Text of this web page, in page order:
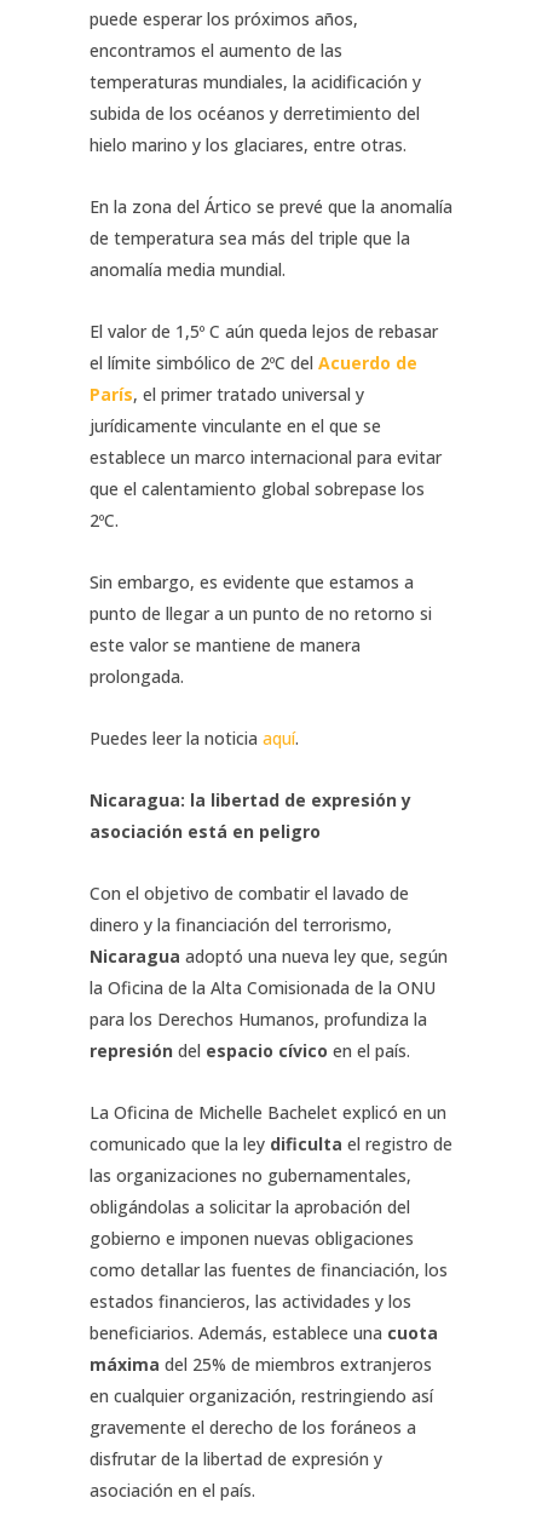
puede esperar los próximos años,
encontramos el aumento de las
temperaturas mundiales, la acidificación y
subida de los océanos y derretimiento del
hielo marino y los glaciares, entre otras.
En la zona del Ártico se prevé que la anomalía
de temperatura sea más del triple que la
anomalía media mundial.
El valor de 1,5º C aún queda lejos de rebasar
el límite simbólico de 2ºC del Acuerdo de
París, el primer tratado universal y
jurídicamente vinculante en el que se
establece un marco internacional para evitar
que el calentamiento global sobrepase los
2ºC.
Sin embargo, es evidente que estamos a
punto de llegar a un punto de no retorno si
este valor se mantiene de manera
prolongada.
Puedes leer la noticia aquí.
Nicaragua: la libertad de expresión y
asociación está en peligro
Con el objetivo de combatir el lavado de
dinero y la financiación del terrorismo,
Nicaragua adoptó una nueva ley que, según
la Oficina de la Alta Comisionada de la ONU
para los Derechos Humanos, profundiza la
represión del espacio cívico en el país.
La Oficina de Michelle Bachelet explicó en un
comunicado que la ley dificulta el registro de
las organizaciones no gubernamentales,
obligándolas a solicitar la aprobación del
gobierno e imponen nuevas obligaciones
como detallar las fuentes de financiación, los
estados financieros, las actividades y los
beneficiarios. Además, establece una cuota
máxima del 25% de miembros extranjeros
en cualquier organización, restringiendo así
gravemente el derecho de los foráneos a
disfrutar de la libertad de expresión y
asociación en el país.